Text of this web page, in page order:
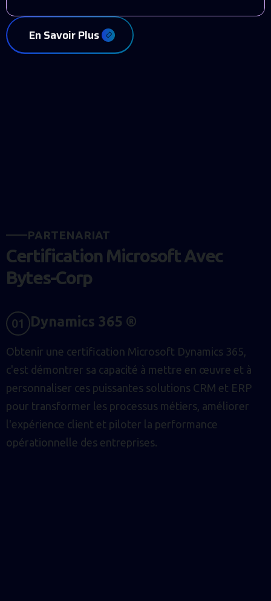
En Savoir Plus
PARTENARIAT
Certification MicrosoftAvec
Bytes-Corp
01 DYNAMICS 365 ®
Obtenir une certification Microsoft Dynamics 365,
c'est démontrer sa capacité à mettre en œuvre et à
personnaliser ces puissantes solutions CRM et ERP
pour transformer les processus métiers, améliorer
l'expérience client et piloter la performance
opérationnelle des entreprises.